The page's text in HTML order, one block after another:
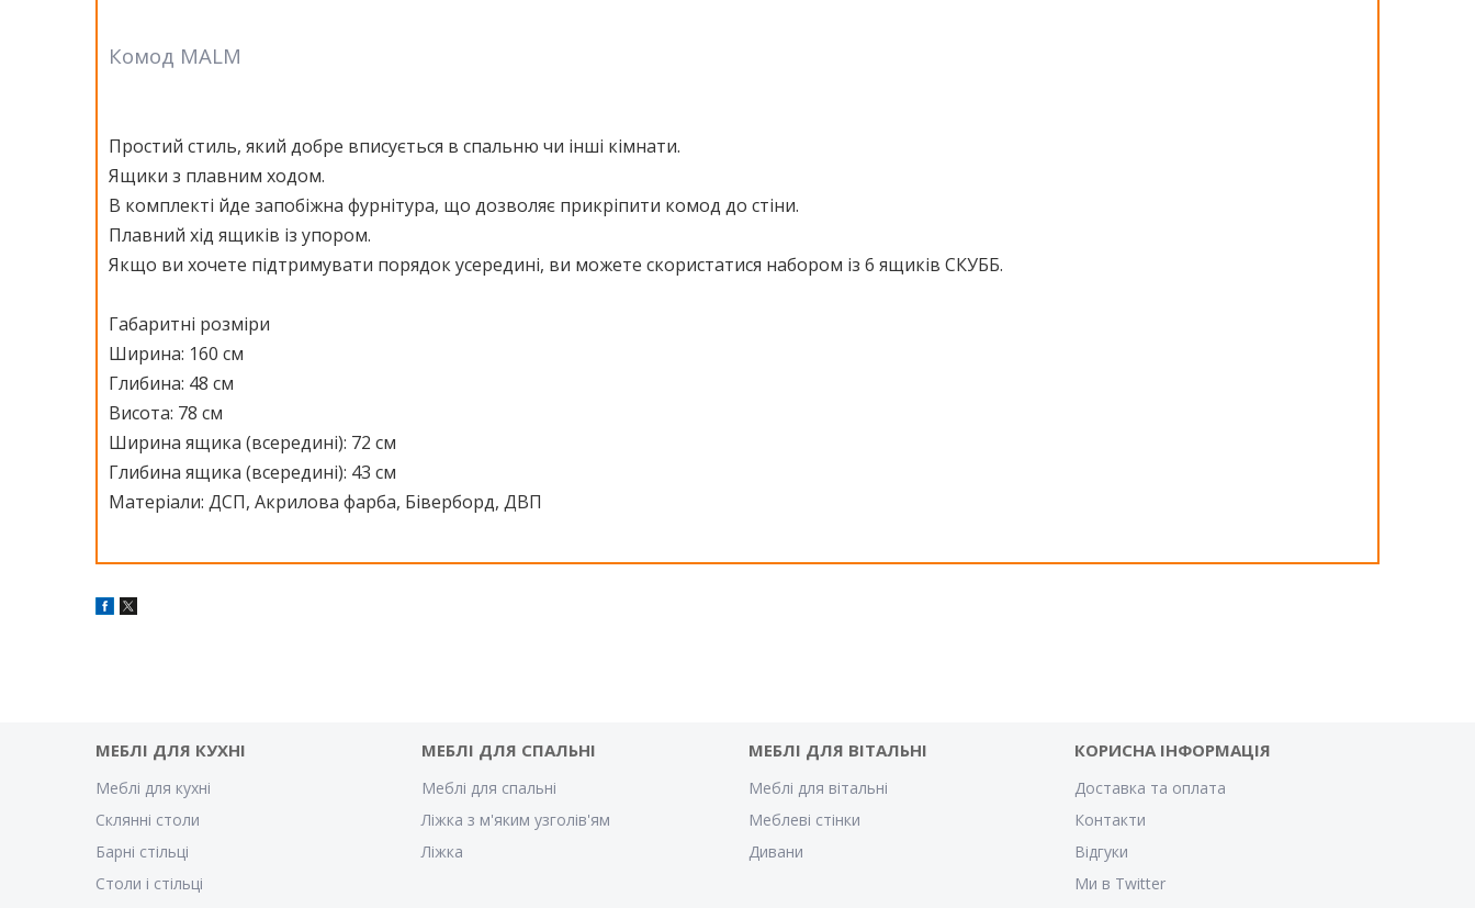
Комод MALM
Простий стиль, який добре вписується в спальню чи інші кімнати.
Ящики з плавним ходом.
В комплекті йде запобіжна фурнітура, що дозволяє прикріпити комод до стіни.
Плавний хід ящиків із упором.
Якщо ви хочете підтримувати порядок усередині, ви можете скористатися набором із 6 ящиків СКУББ.
Габаритні розміри
Ширина: 160 см
Глибина: 48 см
Висота: 78 см
Ширина ящика (всередині): 72 см
Глибина ящика (всередині): 43 см
Матеріали: ДСП, Акрилова фарба, Біверборд, ДВП
МЕБЛІ ДЛЯ КУХНІ
Меблі для кухні
Склянні столи
Барні стільці
Столи і стільці
МЕБЛІ ДЛЯ СПАЛЬНІ
Меблі для спальні
Ліжка з м'яким узголів'ям
Ліжка
МЕБЛІ ДЛЯ ВІТАЛЬНІ
Меблі для вітальні
Меблеві стінки
Дивани
КОРИСНА ІНФОРМАЦІЯ
Доставка та оплата
Контакти
Відгуки
Ми в Twitter